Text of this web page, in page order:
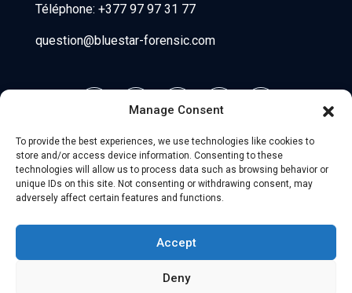
Manage Consent
To provide the best experiences, we use technologies like cookies to
store and/or access device information. Consenting to these
technologies will allow us to process data such as browsing behavior or
unique IDs on this site. Not consenting or withdrawing consent, may
adversely affect certain features and functions.
Accept
Deny
Téléphone: +377 97 97 31 77
question@bluestar-forensic.com
Mentions légales